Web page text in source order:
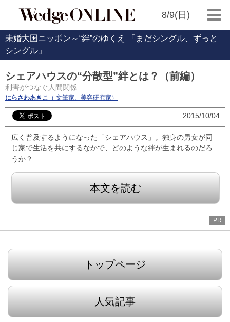
8/9(日)
未婚大国ニッポン～“絆”のゆくえ 「まだシングル、ずっと
シングル」
シェアハウスの“分散型”絆とは？（前編）
利害がつなぐ人間関係
にらさわあきこ （ 文筆家、美容研究家）
2015/10/04
広く普及するようになった「シェアハウス」。独身の男女が同
じ家で生活を共にするなかで、どのような絆が生まれるのだろ
うか？
本文を読む
PR
トップページ
人気記事